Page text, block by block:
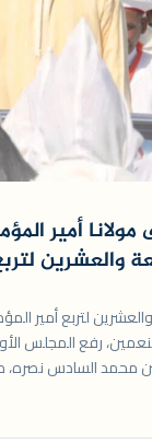
مولانا أمير
والعشرين
لتربع أمير
رفع المجلس
محمد السادس نصره،